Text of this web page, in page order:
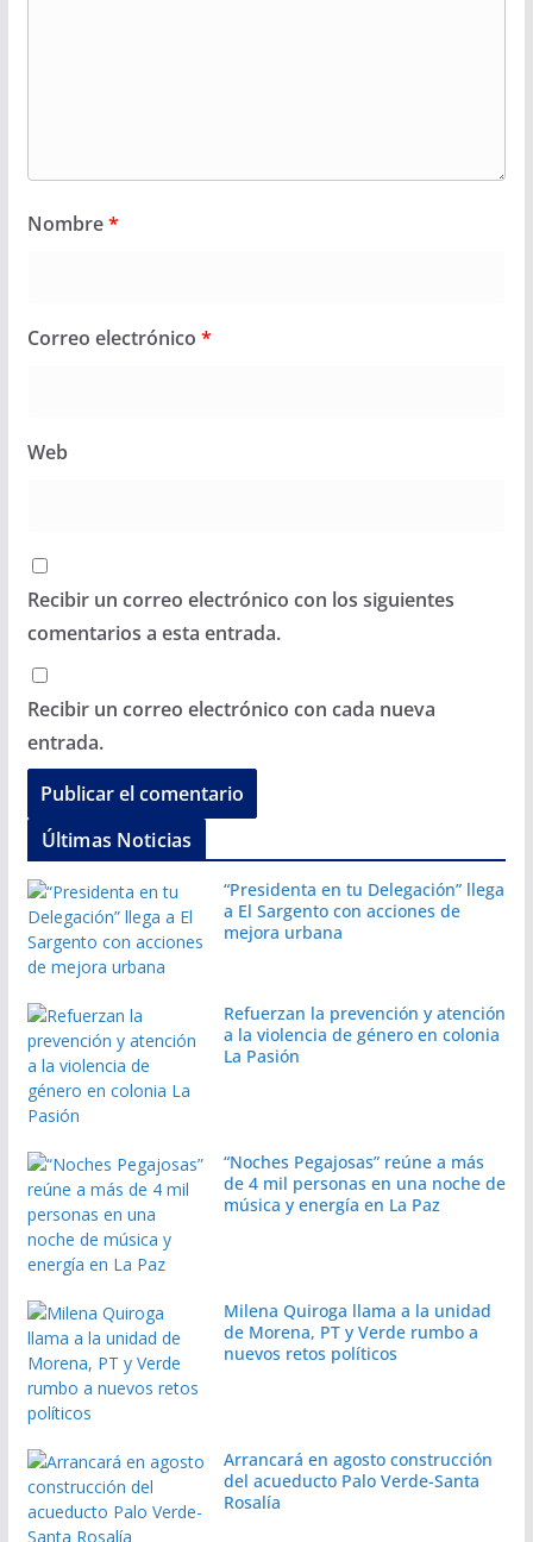
Nombre*
Correo electrónico *
Web
Recibir un correo electrónico con los siguientes
comentarios a esta entrada.
Recibir un correo electrónico con cada nueva
entrada.
Últimas Noticias
“Presidenta en tu Delegación” llega
a El Sargento con acciones de
mejora urbana
Refuerzan la prevención y atención
a la violencia de género en colonia
La Pasión
“Noches Pegajosas” reúne a más
de 4 mil personas en una noche de
música y energía en La Paz
Milena Quiroga llama a la unidad
de Morena, PT y Verde rumbo a
nuevos retos políticos
Arrancará en agosto construcción
del acueducto Palo Verde-Santa
Rosalía